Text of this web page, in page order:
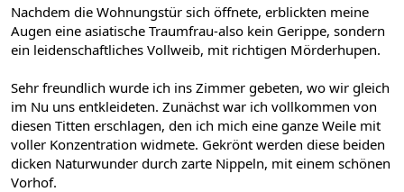
Nachdem die Wohnungstür sich öffnete, erblickten meine
Augen eine asiatische Traumfrau-also kein Gerippe, sondern
ein leidenschaftliches Vollweib, mit richtigen Mörderhupen.
Sehr freundlich wurde ich ins Zimmer gebeten, wo wir gleich
im Nu uns entkleideten. Zunächst war ich vollkommen von
diesen Titten erschlagen, den ich mich eine ganze Weile mit
voller Konzentration widmete. Gekrönt werden diese beiden
dicken Naturwunder durch zarte Nippeln, mit einem schönen
Vorhof.